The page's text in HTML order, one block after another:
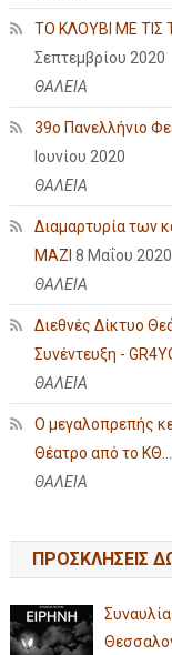
ΤΟ ΚΛΟΥΒΙ ΜΕ ΤΙΣ
Σεπτεμβρίου 2020
ΘΑΛΕΙΑ
39ο Πανελλήνιο
Ιουνίου 2020
ΘΑΛΕΙΑ
Διαμαρτυρία των
ΜΑΖΙ 8 Μαΐου 2020
ΘΑΛΕΙΑ
Διεθνές Δίκτυο
Συνέντευξη -
ΘΑΛΕΙΑ
Ο μεγαλοπρεπής
Θέατρο από το ΚΘ...
ΘΑΛΕΙΑ
ΠΡΟΣΚΛΗΣΕΙΣ